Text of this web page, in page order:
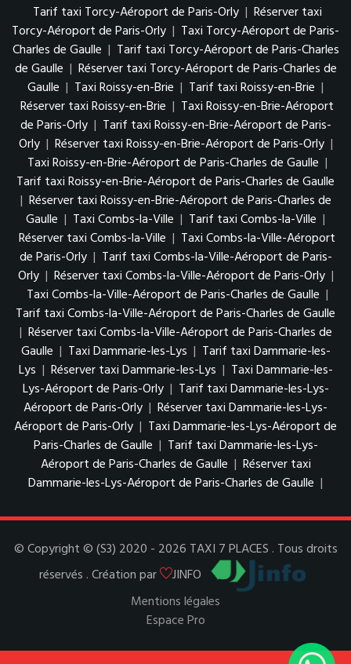
Tarif taxi Torcy-Aéroport de Paris-Orly | Réserver taxi
Torcy-Aéroport de Paris-Orly | Taxi Torcy-Aéroport de Paris-
Charles de Gaulle | Tarif taxi Torcy-Aéroport de Paris-Charles
de Gaulle | Réserver taxi Torcy-Aéroport de Paris-Charles de
Gaulle | Taxi Roissy-en-Brie | Tarif taxi Roissy-en-Brie |
Réserver taxi Roissy-en-Brie | Taxi Roissy-en-Brie-Aéroport
de Paris-Orly | Tarif taxi Roissy-en-Brie-Aéroport de Paris-
Orly | Réserver taxi Roissy-en-Brie-Aéroport de Paris-Orly |
Taxi Roissy-en-Brie-Aéroport de Paris-Charles de Gaulle |
Tarif taxi Roissy-en-Brie-Aéroport de Paris-Charles de Gaulle
| Réserver taxi Roissy-en-Brie-Aéroport de Paris-Charles de
Gaulle | Taxi Combs-la-Ville | Tarif taxi Combs-la-Ville |
Réserver taxi Combs-la-Ville | Taxi Combs-la-Ville-Aéroport
de Paris-Orly | Tarif taxi Combs-la-Ville-Aéroport de Paris-
Orly | Réserver taxi Combs-la-Ville-Aéroport de Paris-Orly |
Taxi Combs-la-Ville-Aéroport de Paris-Charles de Gaulle |
Tarif taxi Combs-la-Ville-Aéroport de Paris-Charles de Gaulle
| Réserver taxi Combs-la-Ville-Aéroport de Paris-Charles de
Gaulle | Taxi Dammarie-les-Lys | Tarif taxi Dammarie-les-
Lys | Réserver taxi Dammarie-les-Lys | Taxi Dammarie-les-
Lys-Aéroport de Paris-Orly | Tarif taxi Dammarie-les-Lys-
Aéroport de Paris-Orly | Réserver taxi Dammarie-les-Lys-
Aéroport de Paris-Orly | Taxi Dammarie-les-Lys-Aéroport de
Paris-Charles de Gaulle | Tarif taxi Dammarie-les-Lys-
Aéroport de Paris-Charles de Gaulle | Réserver taxi
Dammarie-les-Lys-Aéroport de Paris-Charles de Gaulle |
© Copyright © (S3) 2020 - 2026 TAXI 7 PLACES . Tous droits
réservés . Création par
JINFO
Mentions légales
Espace Pro